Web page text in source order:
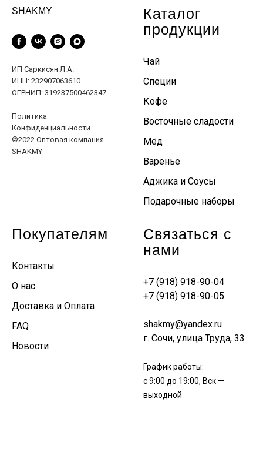
SHAKMY
ИП Саркисян Л.А.
ИНН: 232907063610
ОГРНИП: 319237500462347
Политика
Конфиденциальности
©2022 Оптовая компания
SHAKMY
Каталог
продукции
Чай
Специи
Кофе
Восточные сладости
Мёд
Варенье
Аджика и Соусы
Подарочные наборы
Покупателям
Контакты
О нас
Доставка и Оплата
FAQ
Новости
Связаться с
нами
+7 (918) 918-90-04
+7 (918) 918-90-05
shakmy@yandex.ru
г. Сочи, улица Труда, 33
График работы:
с 9:00 до 19:00, Вск —
выходной